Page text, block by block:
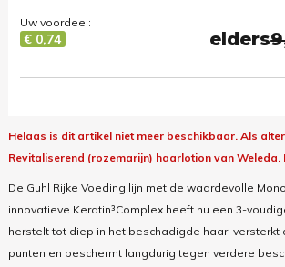
elders
Uw voordeel:
€ 0,74
Helaas is dit artikel niet meer beschikbaar. Als
Revitaliserend (rozemarijn) haarlotion van Weleda.
De Guhl Rijke Voeding lijn met de waardevolle
innovatieve Keratin³Complex heeft nu een 3-
herstelt tot diep in het beschadigde haar, versterkt
punten en beschermt langdurig tegen verdere